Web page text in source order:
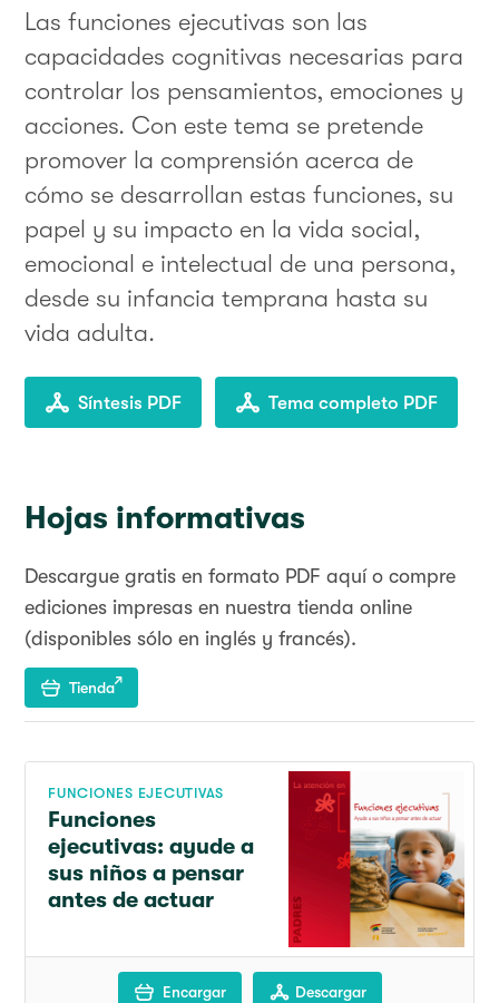
Las funciones ejecutivas son las
capacidades cognitivas necesarias para
controlar los pensamientos, emociones y
acciones. Con este tema se pretende
promover la comprensión acerca de
cómo se desarrollan estas funciones, su
papel y su impacto en la vida social,
emocional e intelectual de una persona,
desde su infancia temprana hasta su
vida adulta.
Síntesis PDF Tema completo PDF
Hojas informativas
Descargue gratis en formato PDF aquí o compre
ediciones impresas en nuestra tienda online
(disponibles sólo en inglés y francés).
Tienda
FUNCIONES EJECUTIVAS
Funciones
ejecutivas: ayude a
sus niños a pensar
antes de actuar
Encargar Descargar